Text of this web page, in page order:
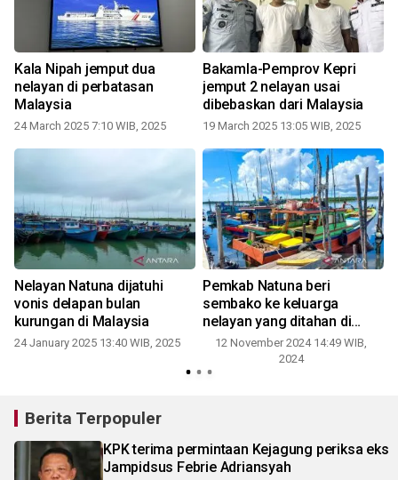
Kala Nipah jemput dua
nelayan di perbatasan
Malaysia
24 March 2025 7:10 WIB, 2025
Bakamla-Pemprov Kepri
jemput 2 nelayan usai
dibebaskan dari Malaysia
19 March 2025 13:05 WIB, 2025
Nelayan Natuna dijatuhi
vonis delapan bulan
kurungan di Malaysia
24 January 2025 13:40 WIB, 2025
Pemkab Natuna beri
sembako ke keluarga
nelayan yang ditahan di
Malaysia
12 November 2024 14:49 WIB,
2024
Berita Terpopuler
KPK terima permintaan Kejagung periksa eks
Jampidsus Febrie Adriansyah